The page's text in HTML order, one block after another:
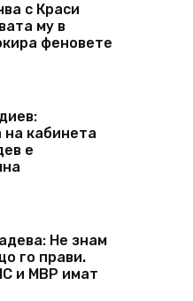
с Краси
му в
феновете
на кабинета
е
Не знам
го прави.
и МВР имат